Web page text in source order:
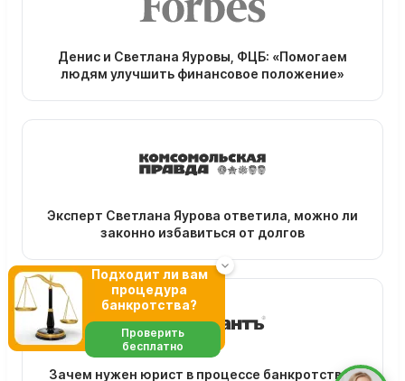
Денис и Светлана Яуровы, ФЦБ: «Помогаем
людям улучшить финансовое положение»
Эксперт Светлана Яурова ответила, можно ли
законно избавиться от долгов
Зачем нужен юрист в процессе банкротства?
Подходит ли вам
процедура
банкротства?
Проверить
бесплатно